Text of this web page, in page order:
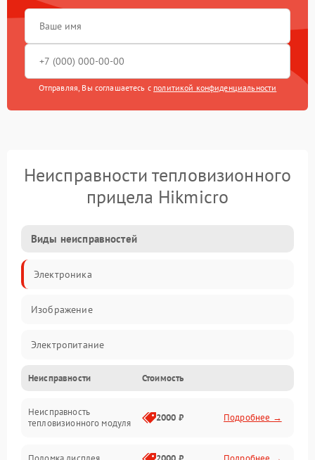
Отправляя, Вы соглашаетесь с политикой конфиденциальности
Неисправности тепловизионного
прицела Hikmicro
Виды неисправностей
Электроника
Изображение
Электропитание
Измерения
Матрица
Неисправности Стоимость
Неисправность
тепловизионного модуля
2000 ₽ Подробнее →